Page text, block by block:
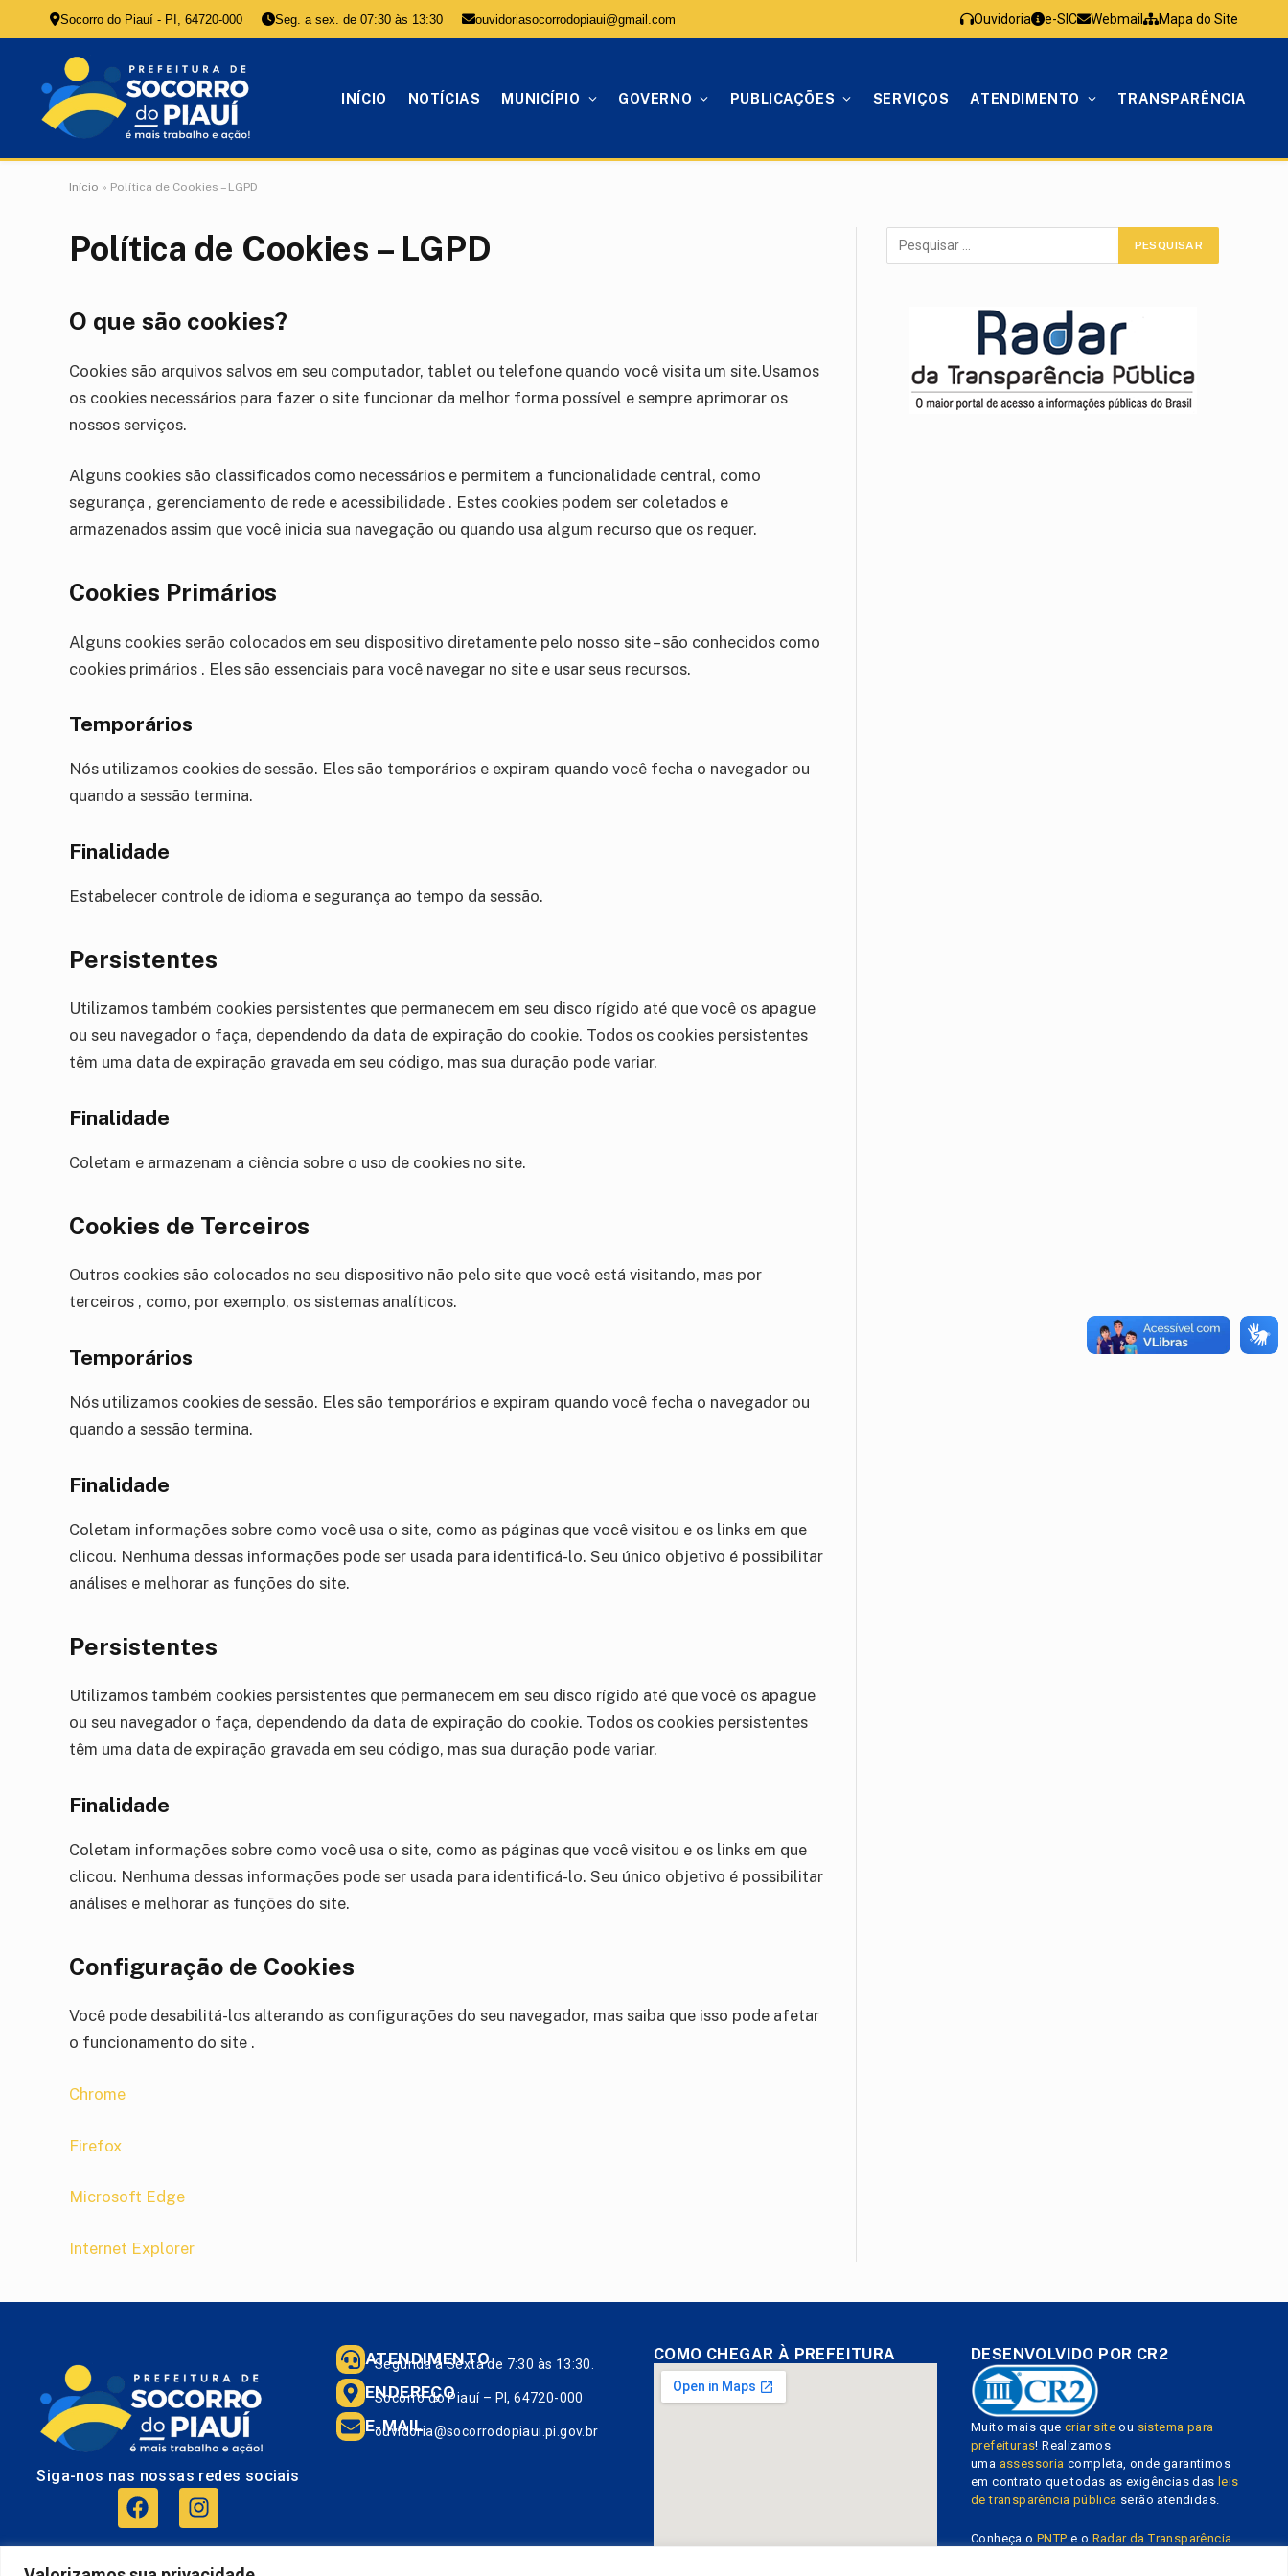
Socorro do Piauí - PI, 64720-000 Seg. a sex. de 07:30 às 13:30 ouvidoriasocorrodopiaui@gmail.com Ouvidoria e-SIC Webmail Mapa do Site
INÍCIO NOTÍCIAS MUNICÍPIO GOVERNO PUBLICAÇÕES SERVIÇOS ATENDIMENTO TRANSPARÊNCIA
Início » Política de Cookies – LGPD
Política de Cookies – LGPD
O que são cookies?
Cookies são arquivos salvos em seu computador, tablet ou telefone quando você visita um site.Usamos
os cookies necessários para fazer o site funcionar da melhor forma possível e sempre aprimorar os
nossos serviços.
Alguns cookies são classificados como necessários e permitem a funcionalidade central, como
segurança , gerenciamento de rede e acessibilidade . Estes cookies podem ser coletados e
armazenados assim que você inicia sua navegação ou quando usa algum recurso que os requer.
Cookies Primários
Alguns cookies serão colocados em seu dispositivo diretamente pelo nosso site – são conhecidos como
cookies primários . Eles são essenciais para você navegar no site e usar seus recursos.
Temporários
Nós utilizamos cookies de sessão. Eles são temporários e expiram quando você fecha o navegador ou
quando a sessão termina.
Finalidade
Estabelecer controle de idioma e segurança ao tempo da sessão.
Persistentes
Utilizamos também cookies persistentes que permanecem em seu disco rígido até que você os apague
ou seu navegador o faça, dependendo da data de expiração do cookie. Todos os cookies persistentes
têm uma data de expiração gravada em seu código, mas sua duração pode variar.
Finalidade
Coletam e armazenam a ciência sobre o uso de cookies no site.
Cookies de Terceiros
Outros cookies são colocados no seu dispositivo não pelo site que você está visitando, mas por
terceiros , como, por exemplo, os sistemas analíticos.
Temporários
Nós utilizamos cookies de sessão. Eles são temporários e expiram quando você fecha o navegador ou
quando a sessão termina.
Finalidade
Coletam informações sobre como você usa o site, como as páginas que você visitou e os links em que
clicou. Nenhuma dessas informações pode ser usada para identificá-lo. Seu único objetivo é possibilitar
análises e melhorar as funções do site.
Persistentes
Utilizamos também cookies persistentes que permanecem em seu disco rígido até que você os apague
ou seu navegador o faça, dependendo da data de expiração do cookie. Todos os cookies persistentes
têm uma data de expiração gravada em seu código, mas sua duração pode variar.
Finalidade
Coletam informações sobre como você usa o site, como as páginas que você visitou e os links em que
clicou. Nenhuma dessas informações pode ser usada para identificá-lo. Seu único objetivo é possibilitar
análises e melhorar as funções do site.
Configuração de Cookies
Você pode desabilitá-los alterando as configurações do seu navegador, mas saiba que isso pode afetar
o funcionamento do site .
Chrome
Firefox
Microsoft Edge
Internet Explorer
Siga-nos nas nossas redes sociais
ATENDIMENTO
Segunda à Sexta de 7:30 às 13:30.
ENDEREÇO
Socorro do Piauí – PI, 64720-000
E-MAIL
ouvidoria@socorrodopiaui.pi.gov.br
COMO CHEGAR À PREFEITURA DESENVOLVIDO POR CR2
Muito mais quecriar site ou sistema para
prefeituras! Realizamos
uma assessoria completa, onde garantimos
em contrato que todas as exigências das leis
de transparência pública serão atendidas.
Conheça oPNTP e o Radar da Transparência